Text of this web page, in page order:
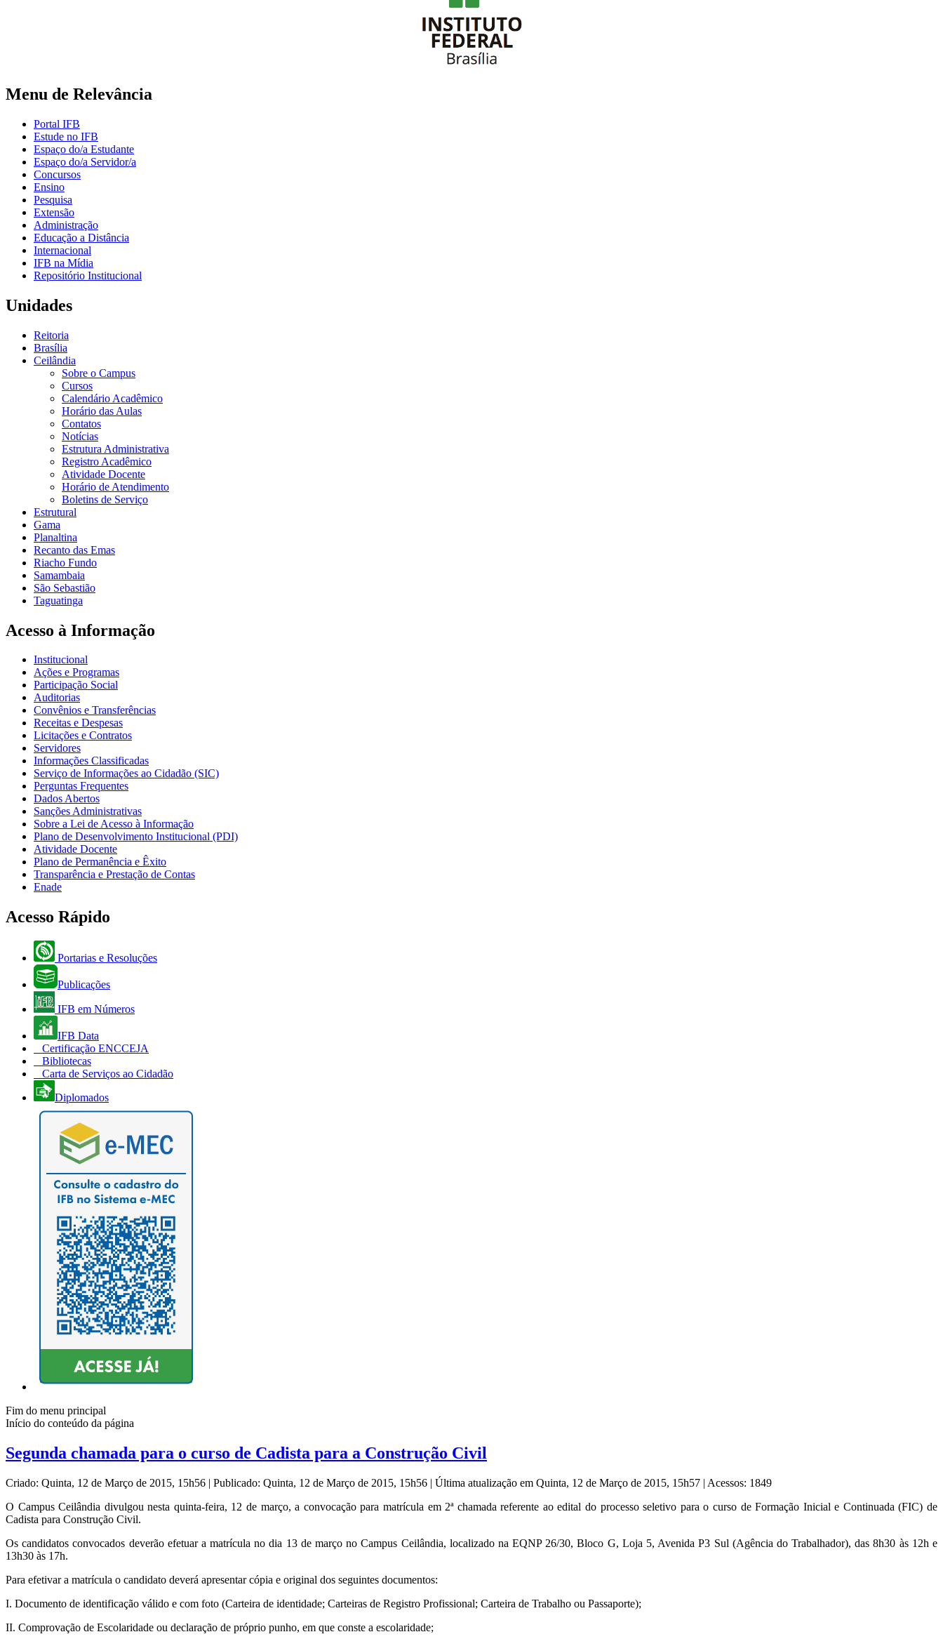
Menu de Relevância
Portal IFB
Estude no IFB
Espaço do/a Estudante
Espaço do/a Servidor/a
Concursos
Ensino
Pesquisa
Extensão
Administração
Educação a Distância
Internacional
IFB na Mídia
Repositório Institucional
Unidades
Reitoria
Brasília
Ceilândia
Sobre o Campus
Cursos
Calendário Acadêmico
Horário das Aulas
Contatos
Notícias
Estrutura Administrativa
Registro Acadêmico
Atividade Docente
Horário de Atendimento
Boletins de Serviço
Estrutural
Gama
Planaltina
Recanto das Emas
Riacho Fundo
Samambaia
São Sebastião
Taguatinga
Acesso à Informação
Institucional
Ações e Programas
Participação Social
Auditorias
Convênios e Transferências
Receitas e Despesas
Licitações e Contratos
Servidores
Informações Classificadas
Serviço de Informações ao Cidadão (SIC)
Perguntas Frequentes
Dados Abertos
Sanções Administrativas
Sobre a Lei de Acesso à Informação
Plano de Desenvolvimento Institucional (PDI)
Atividade Docente
Plano de Permanência e Êxito
Transparência e Prestação de Contas
Enade
Acesso Rápido
Portarias e Resoluções
Publicações
IFB em Números
IFB Data
Certificação ENCCEJA
Bibliotecas
Carta de Serviços ao Cidadão
Diplomados
Fim do menu principal
Início do conteúdo da página
Segunda chamada para o curso de Cadista para a Construção Civil
Criado: Quinta, 12 de Março de 2015, 15h56 | Publicado: Quinta, 12 de Março de 2015, 15h56 | Última atualização em Quinta, 12 de Março de 2015, 15h57 | Acessos: 1849
O Campus Ceilândia divulgou nesta quinta-feira, 12 de março, a convocação para matrícula em 2ª chamada referente ao edital do processo seletivo para o curso de Formação Inicial e Continuada (FIC) de
Cadista para Construção Civil.
Os candidatos convocados deverão efetuar a matrícula no dia 13 de março no Campus Ceilândia, localizado na EQNP 26/30, Bloco G, Loja 5, Avenida P3 Sul (Agência do Trabalhador), das 8h30 às 12h e
13h30 às 17h.
Para efetivar a matrícula o candidato deverá apresentar cópia e original dos seguintes documentos:
I. Documento de identificação válido e com foto (Carteira de identidade; Carteiras de Registro Profissional; Carteira de Trabalho ou Passaporte);
II. Comprovação de Escolaridade ou declaração de próprio punho, em que conste a escolaridade;